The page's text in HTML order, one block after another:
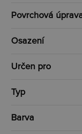
Povrchová
Osazení
Určen pro
Typ
Barva